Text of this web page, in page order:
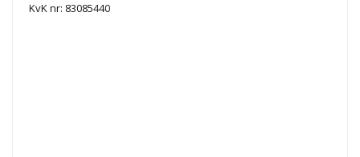
KvK nr: 83085440